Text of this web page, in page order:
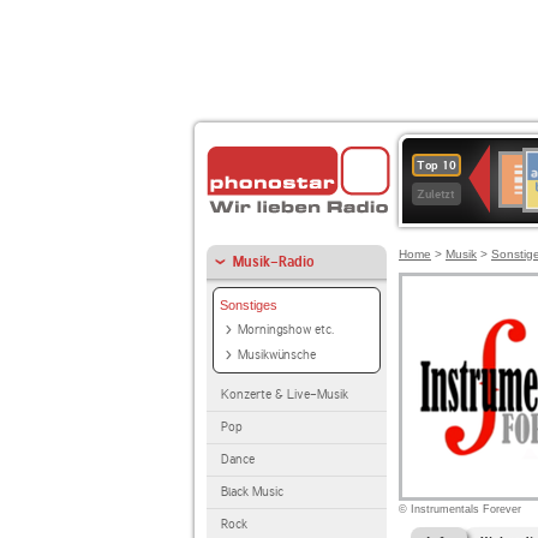
Top 10
Zuletzt
Kultur
Musik-Radio
Sonstiges
Morningshow etc.
Musikwünsche
Konzerte & Live-Musik
Pop
Dance
Black Music
Rock
Home > Musik >
© Instrumentals Forever